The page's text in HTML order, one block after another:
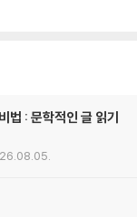
법 : 문학적인 글 읽기